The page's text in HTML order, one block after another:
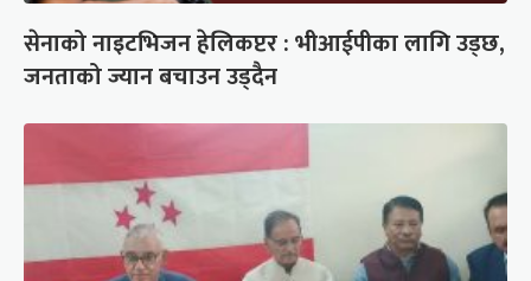
सेनाको नाइटभिजन हेलिकप्टर : भीआईपीका लागि उड्छ,
जनताको ज्यान बचाउन उड्दैन